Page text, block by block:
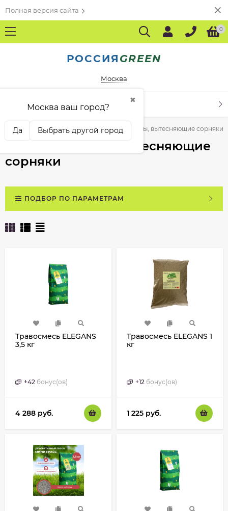
Полная версия сайта
0
РОССИЯ GREEN
Москва
✖
Москва ваш город?
Да Выбрать другой город
КАТАЛОГ ТОВАРОВ
Газонные травы и семена Газонные травы, вытесняющие сорняки
Газонные травы, вытесняющие
сорняки
ПОДБОР ПО ПАРАМЕТРАМ
Травосмесь ELEGANS
3,5 кг
+42 бонус(ов)
4 288 руб.
Травосмесь ELEGANS 1
кг
+12 бонус(ов)
1 225 руб.